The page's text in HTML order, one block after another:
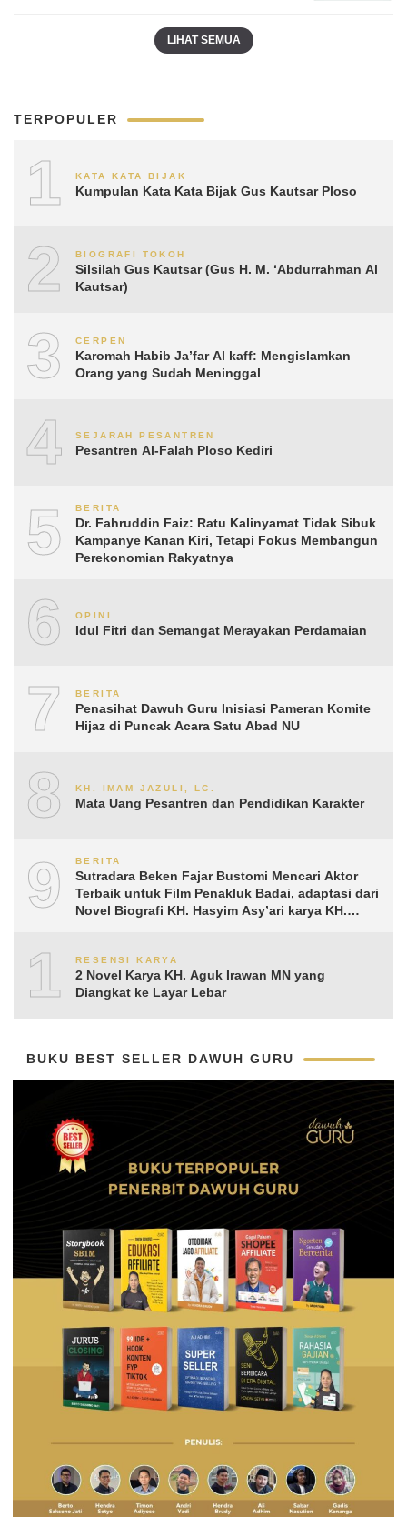
LIHAT SEMUA
TERPOPULER
1 KATA KATA BIJAK
Kumpulan Kata Kata Bijak Gus Kautsar Ploso
2 BIOGRAFI TOKOH
Silsilah Gus Kautsar (Gus H. M. ‘Abdurrahman Al
Kautsar)
3 CERPEN
Karomah Habib Ja’far Al kaff: Mengislamkan
Orang yang Sudah Meninggal
4 SEJARAH PESANTREN
Pesantren Al-Falah Ploso Kediri
5 BERITA
Dr. Fahruddin Faiz: Ratu Kalinyamat Tidak Sibuk
Kampanye Kanan Kiri, Tetapi Fokus Membangun
Perekonomian Rakyatnya
6 OPINI
Idul Fitri dan Semangat Merayakan Perdamaian
7 BERITA
Penasihat Dawuh Guru Inisiasi Pameran Komite
Hijaz di Puncak Acara Satu Abad NU
8 KH. IMAM JAZULI, LC.
Mata Uang Pesantren dan Pendidikan Karakter
9 BERITA
Sutradara Beken Fajar Bustomi Mencari Aktor
Terbaik untuk Film Penakluk Badai, adaptasi dari
Novel Biografi KH. Hasyim Asy’ari karya KH.
10RESENSI KARYA
2 Novel Karya KH. Aguk Irawan MN yang
Diangkat ke Layar Lebar
BUKU BEST SELLER DAWUH GURU